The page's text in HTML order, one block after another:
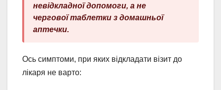
невідкладної допомоги, а не
чергової таблетки з домашньої
аптечки.
Ось симптоми, при яких відкладати візит до
лікаря не варто: